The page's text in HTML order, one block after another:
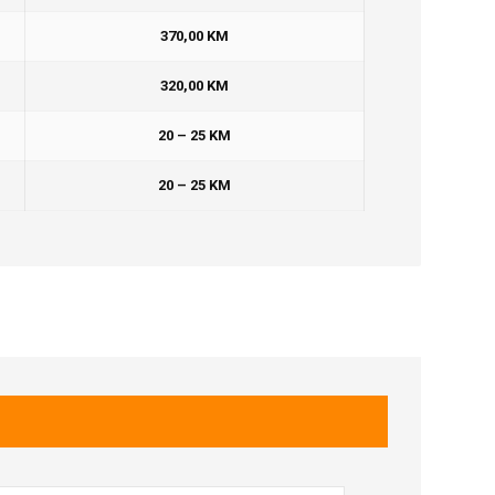
370,00 KM
320,00 KM
20 – 25 KM
20 – 25 KM